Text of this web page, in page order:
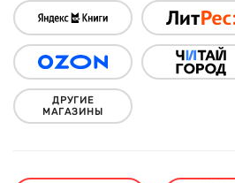
ДРУГИЕ
МАГАЗИНЫ